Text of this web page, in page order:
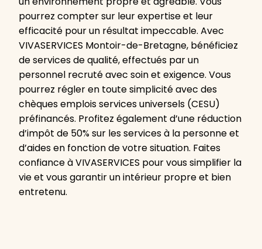
pourrez compter sur leur expertise et leur
efficacité pour un résultat impeccable. Avec
VIVASERVICES Montoir-de-Bretagne, bénéficiez
de services de qualité, effectués par un
personnel recruté avec soin et exigence. Vous
pourrez régler en toute simplicité avec des
chèques emplois services universels (CESU)
préfinancés. Profitez également d’une réduction
d’impôt de 50% sur les services à la personne et
d’aides en fonction de votre situation. Faites
confiance à VIVASERVICES pour vous simplifier la
vie et vous garantir un intérieur propre et bien
entretenu.